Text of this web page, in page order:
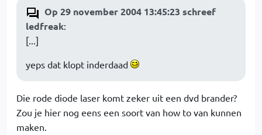
Op 29 november 2004 13:45:23 schreef
ledfreak:
[...]
yeps dat klopt inderdaad
Die rode diode laser komt zeker uit een dvd brander?
Zou je hier nog eens een soort van how to van kunnen
maken.